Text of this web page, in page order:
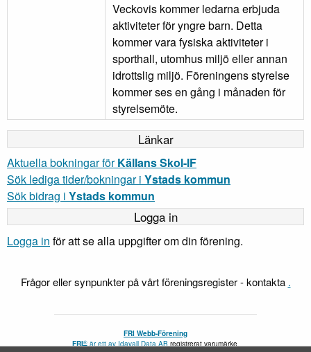
Veckovis kommer ledarna erbjuda
aktiviteter för yngre barn. Detta
kommer vara fysiska aktiviteter i
sporthall, utomhus miljö eller annan
idrottslig miljö. Föreningens styrelse
kommer ses en gång i månaden för
styrelsemöte.
Länkar
Aktuella bokningar förKällans Skol-IF
Sök lediga tider/bokningar i Ystads kommun
Sök bidrag i Ystads kommun
Logga in
Logga in för att se alla uppgifter om din förening.
Frågor eller synpunkter på vårt föreningsregister - kontakta .
FRI Webb-Förening
FRI®är ett avIdavall Data ABregistrerat varumärke.